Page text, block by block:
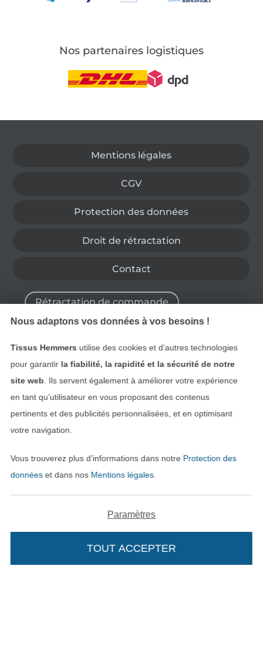
Ajouter à mon panier
Nos partenaires logistiques
Mentions légales
CGV
Protection des données
Droit de rétractation
Contact
Rétractation de commande
Deutsch
Nederlands
Passer à la boutique
Nous adaptons vos données à vos besoins !
Tissus Hemmers utilise des cookies et d’autres technologies
pour garantir la fiabilité, la rapidité et la sécurité de notre
site web . Ils servent également à améliorer votre expérience
en tant qu’utilisateur en vous proposant des contenus
pertinents et des publicités personnalisées, et en optimisant
votre navigation.
Vous trouverez plus d’informations dans notre Protection des
donnéeset dans nos Mentions légales.
Paramètres
TOUT ACCEPTER